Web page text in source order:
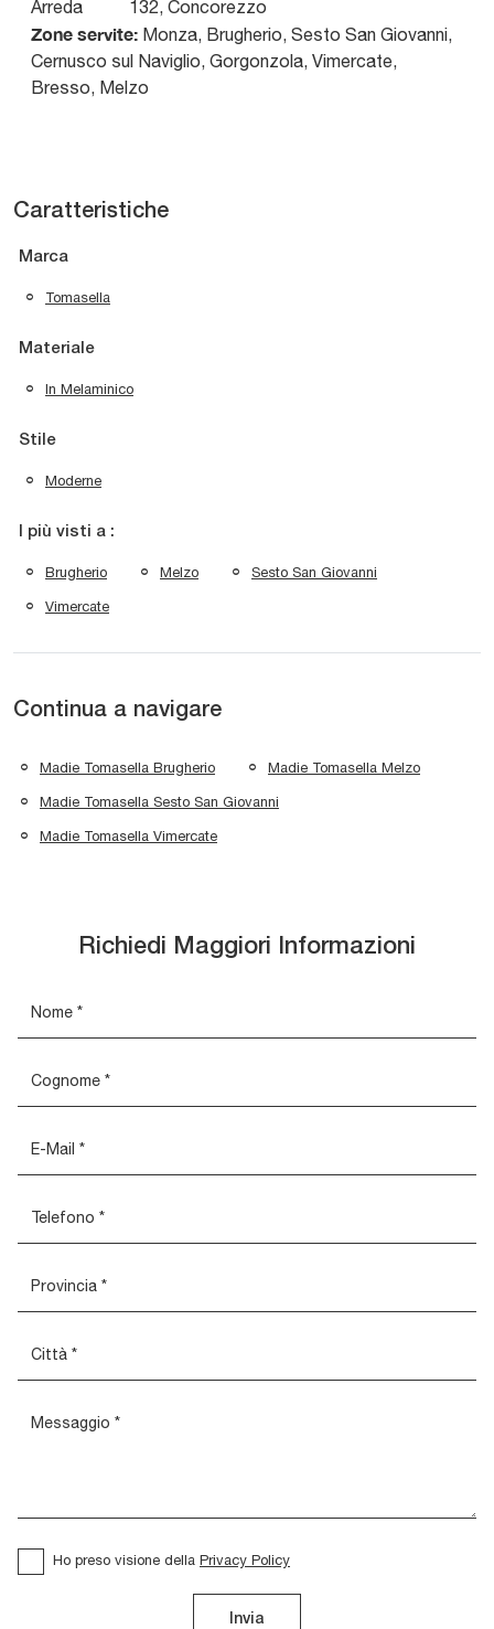
Arreda 132, Concorezzo
Zone servite: Monza, Brugherio, Sesto San Giovanni,
Cernusco sul Naviglio, Gorgonzola, Vimercate,
Bresso, Melzo
Caratteristiche
Marca
Tomasella
Materiale
In Melaminico
Stile
Moderne
I più visti a :
Brugherio Melzo Sesto San Giovanni
Vimercate
Continua a navigare
Madie Tomasella Brugherio Madie Tomasella Melzo
Madie Tomasella Sesto San Giovanni
Madie Tomasella Vimercate
Richiedi Maggiori Informazioni
Ho preso visione della Privacy Policy
Invia